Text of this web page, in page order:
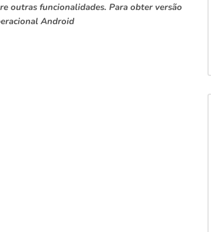
outras funcionalidades. Para obter versão
Android